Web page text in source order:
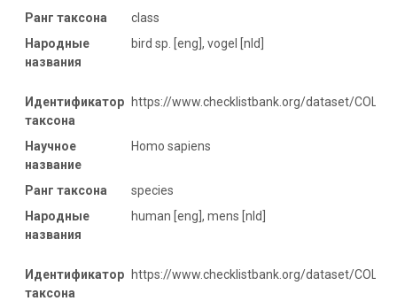
Ранг таксона
class
Народные
названия
bird sp. [eng], vogel [nld]
Идентификатор
таксона
https://www.checklistbank.org/dataset/
Научное
название
Homo sapiens
Ранг таксона
species
Народные
названия
human [eng], mens [nld]
Идентификатор
таксона
https://www.checklistbank.org/dataset/